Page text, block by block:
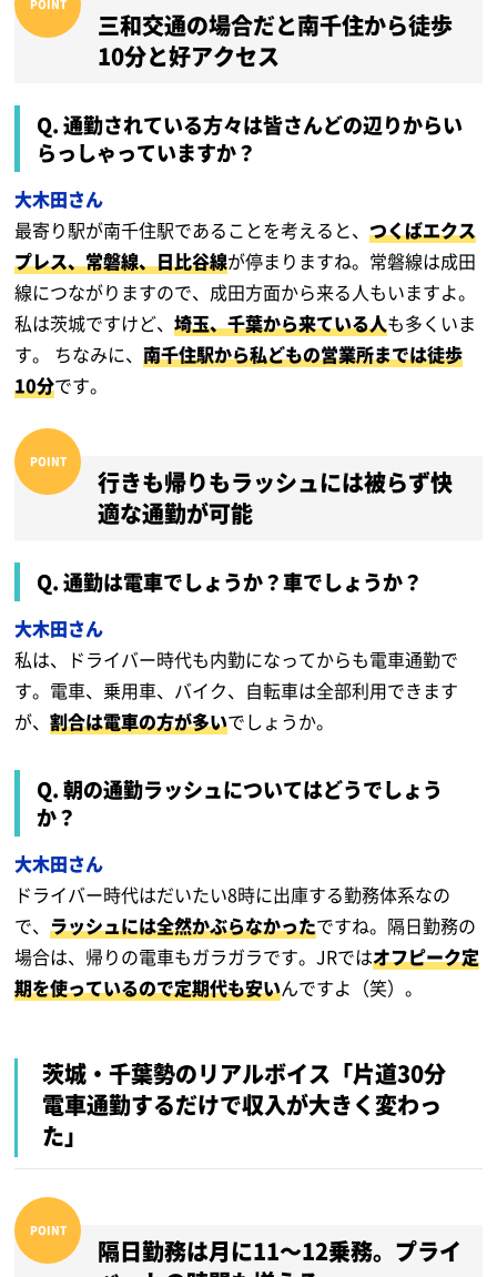
三和交通の場合だと南千住から徒歩
10分と好アクセス
Q. 通勤されている方々は皆さんどの辺りからい
らっしゃっていますか？
大木田さん
最寄り駅が南千住駅であることを考えると、つくばエクス
プレス、常磐線、日比谷線が停まりますね。常磐線は成田
線につながりますので、成田方面から来る人もいますよ。
私は茨城ですけど、埼玉、千葉から来ている人も多くいま
す。 ちなみに、南千住駅から私どもの営業所までは徒歩
10分です。
行きも帰りもラッシュには被らず快
適な通勤が可能
Q. 通勤は電車でしょうか？車でしょうか？
大木田さん
私は、ドライバー時代も内勤になってからも電車通勤で
す。電車、乗用車、バイク、自転車は全部利用できます
が、割合は電車の方が多いでしょうか。
Q. 朝の通勤ラッシュについてはどうでしょう
か？
大木田さん
ドライバー時代はだいたい8時に出庫する勤務体系なの
で、ラッシュには全然かぶらなかったですね。隔日勤務の
場合は、帰りの電車もガラガラです。JRではオフピーク定
期を使っているので定期代も安いんですよ（笑）。
茨城・千葉勢のリアルボイス 「片道30分
電車通勤するだけで収入が大きく変わっ
た」
隔日勤務は月に11～12乗務。プライ